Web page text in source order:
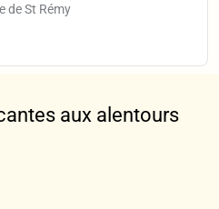
de St Rémy
aux alentours